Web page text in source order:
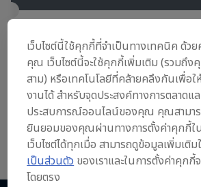
10 – 12 กรกฎาคม 2026
MOTORING
ดูการแข่งขันอีกครั้ง
เว็บไซต์นี้ใช้คุกกี้ที่จำเป็นทางเทคนิค ด้ว
คุณ เว็บไซต์นี้จะใช้คุกกี้เพิ่มเติม (รวมถึ
สาม) หรือเทคโนโลยีที่คล้ายคลึงกันเพื่อให้
งานได้ สำหรับจุดประสงค์ทางการตลาดแ
ประสบการณ์ออนไลน์ของคุณ คุณสามา
ยินยอมของคุณผ่านทางการตั้งค่าคุกกี้ใ
เว็บไซต์ได้ทุกเมื่อ สามารถดูข้อมูลเพิ่มเติ
เป็นส่วนตัวของเราและในการตั้งค่าคุกกี้
โดยตรง